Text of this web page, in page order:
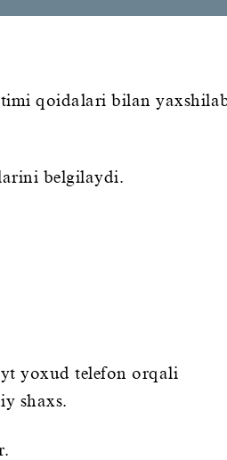
qoidalari bilan
belgilaydi.
yoxud telefon orqali
shaxs.